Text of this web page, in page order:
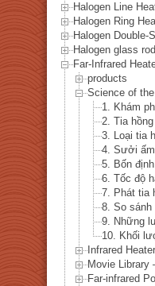
Halogen Line
Halogen Ring
Halogen Double-
Halogen glass
Far-Infrared
products
Science of
1. Khám
2. Tia
3. Loại tia
4. Sưởi
5. Bốn
6. Tốc độ
7. Phát tia
8. So sánh
9. Những
10. Khối
Infrared
Movie Library
Far-infrared